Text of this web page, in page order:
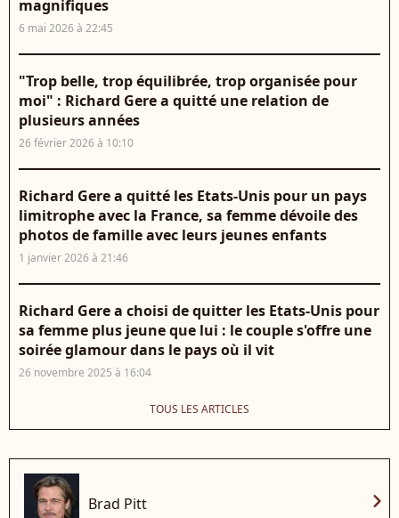
magnifiques
6 mai 2026 à 22:45
"Trop belle, trop équilibrée, trop organisée pour
moi" : Richard Gere a quitté une relation de
plusieurs années
26 février 2026 à 10:10
Richard Gere a quitté les Etats-Unis pour un pays
limitrophe avec la France, sa femme dévoile des
photos de famille avec leurs jeunes enfants
1 janvier 2026 à 21:46
Richard Gere a choisi de quitter les Etats-Unis pour
sa femme plus jeune que lui : le couple s'offre une
soirée glamour dans le pays où il vit
26 novembre 2025 à 16:04
TOUS LES ARTICLES
Brad Pitt chevron_right